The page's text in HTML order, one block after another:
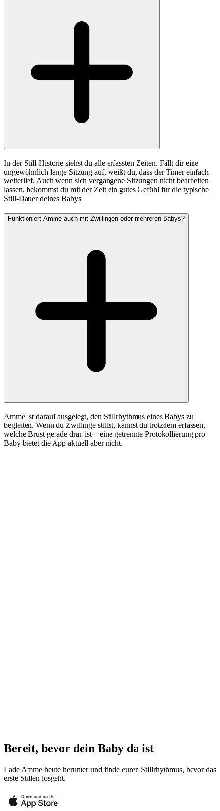
In der Still-Historie siehst du alle erfassten Zeiten. Fällt dir eine
ungewöhnlich lange Sitzung auf, weißt du, dass der Timer einfach
weiterlief. Auch wenn sich vergangene Sitzungen nicht bearbeiten
lassen, bekommst du mit der Zeit ein gutes Gefühl für die typische
Still-Dauer deines Babys.
Funktioniert Amme auch mit Zwillingen oder mehreren Babys?
Amme ist darauf ausgelegt, den Stillrhythmus eines Babys zu
begleiten. Wenn du Zwillinge stillst, kannst du trotzdem erfassen,
welche Brust gerade dran ist – eine getrennte Protokollierung pro
Baby bietet die App aktuell aber nicht.
Bereit, bevor dein Baby da ist
Lade Amme heute herunter und finde euren Stillrhythmus, bevor das
erste Stillen losgeht.